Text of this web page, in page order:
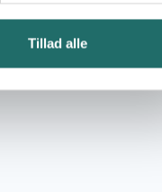
Tillad alle